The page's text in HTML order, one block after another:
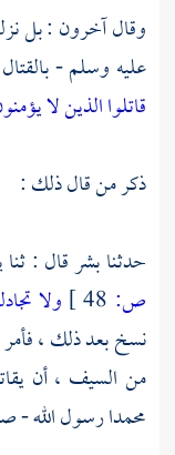
وقال آخرون : بل
عليه وسلم -
قاتلوا الذين لا
ذكر من قال ذلك :
حدثنابشرقال : ثنا
ص:
ولا
نسخ بعد ذلك ، فأمر
من السيف ، أن
محمدارسول الله -